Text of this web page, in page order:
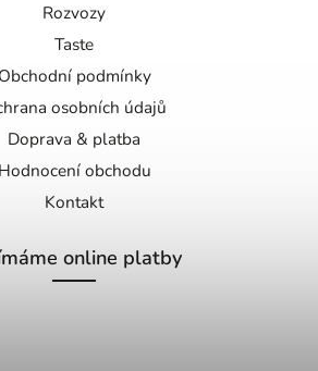
Rozvozy
Taste
Obchodní podmínky
osobních údajů
Doprava & platba
Hodnocení obchodu
Kontakt
online platby